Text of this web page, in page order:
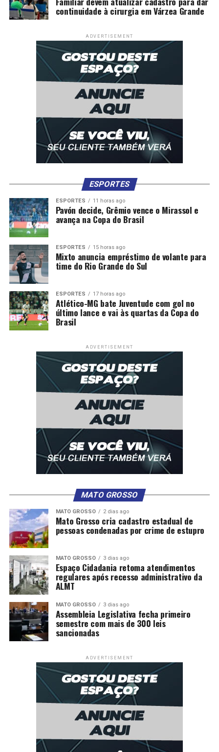
continuidade à cirurgia em Várzea Grande
ADVERTISEMENT
ESPORTES
ESPORTES 11 horas ago
Pavón decide, Grêmio vence o Mirassol e
avança na Copa do Brasil
ESPORTES 15 horas ago
Mixto anuncia empréstimo de volante para
time do Rio Grande do Sul
ESPORTES 17 horas ago
Atlético-MG bate Juventude com gol no
último lance e vai às quartas da Copa do
Brasil
ADVERTISEMENT
MATO GROSSO
MATO GROSSO 2 dias ago
Mato Grosso cria cadastro estadual de
pessoas condenadas por crime de estupro
MATO GROSSO 3 dias ago
Espaço Cidadania retoma atendimentos
regulares após recesso administrativo da
ALMT
MATO GROSSO 3 dias ago
Assembleia Legislativa fecha primeiro
semestre com mais de 300 leis
sancionadas
ADVERTISEMENT